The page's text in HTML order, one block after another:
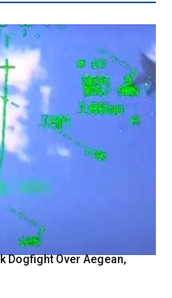
Dogfight Over Aegean,